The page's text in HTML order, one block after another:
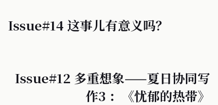
Issue#14 这事儿有意义吗？
Issue#12 多重想象——夏日协同写
作3 ：《忧郁的热带》